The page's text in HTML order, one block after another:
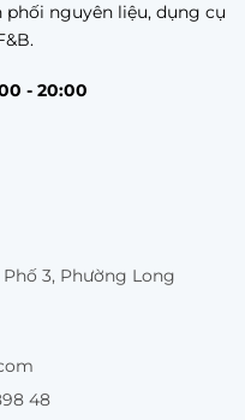
phối nguyên liệu, dụng cụ
- 20:00
3, Phường Long
48